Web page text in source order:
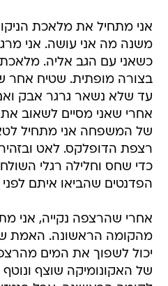
אני מתחיל את מלאכת
משנה מה אני עושה. אני
כשאני עם הגב אליה.
בצורה מופתית. שטיח אחר
עד שלא נשאר גרגר אבק ואם
אחרי שאני מסיים לשאוב
של המשפחה אני מתחיל
רצפת הדופלקס. לאט
כדי שחס וחלילה רגלי
הפדנטים שהביאו איתם
אחרי שהרצפה נקייה, אני
מהקומה הראשונה. האמת
יכול לשפוך את המים
של האקונומיקה שוצף